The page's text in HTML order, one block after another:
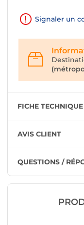
Signaler un
FICHE TECHNIQUE
AVIS CLIENT
QUESTIONS /